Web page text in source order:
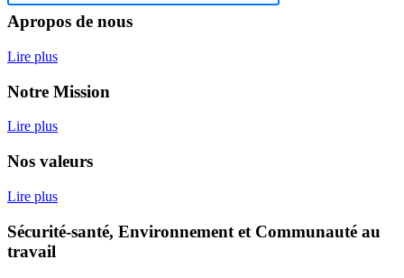
Apropos de nous
Lire plus
Notre Mission
Lire plus
Nos valeurs
Lire plus
Sécurité-santé, Environnement et Communauté au
travail